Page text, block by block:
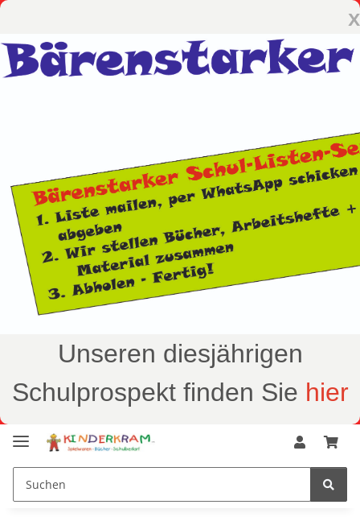
x
Unseren diesjährigen
Schulprospekt finden Sie hier